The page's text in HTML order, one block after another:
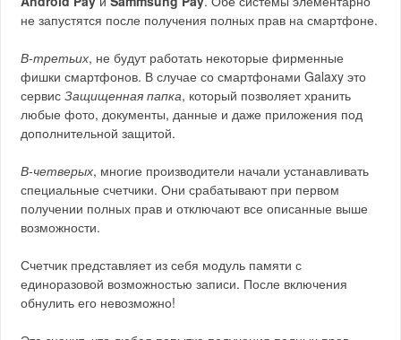
не запустятся после получения полных прав на смартфоне.
В-третьих, не будут работать некоторые фирменные
фишки смартфонов. В случае со смартфонами Galaxy это
сервисЗащищенная папка, который позволяет хранить
любые фото, документы, данные и даже приложения под
дополнительной защитой.
В-четверых, многие производители начали устанавливать
специальные счетчики. Они срабатывают при первом
получении полных прав и отключают все описанные выше
возможности.
Счетчик представляет из себя модуль памяти с
единоразовой возможностью записи. После включения
обнулить его невозможно!